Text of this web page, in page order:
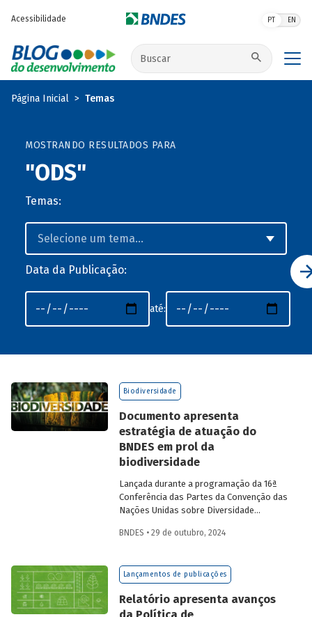
Acessibilidade PT EN
Buscar no site
Página Inicial Temas
MOSTRANDO RESULTADOS PARA
"ODS"
Temas:
Data da Publicação:
até:
Biodiversidade
Documento apresenta
estratégia de atuação do
BNDES em prol da
biodiversidade
Lançada durante a programação da 16ª
Conferência das Partes da Convenção das
Nações Unidas sobre Diversidade
em Cali, na Colômbia, a publicação
BNDES com a naturezareúne as iniciativas
do Banco voltadas ao tema. A atuação do
cumpra os objetivos firmados no âmbito
BNDES • 29 de outubro, 2024
Lançamentos de publicações
Relatório apresenta avanços